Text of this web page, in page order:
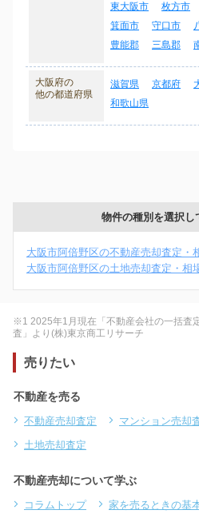
東大阪市
枚方市
箕面市
守口市
豊能郡
三島郡
大阪府の
他の都道府県
滋賀県 京都府
和歌山県
物件の種別を選択し
大阪市阿倍野区の不動産売却査定・
大阪市阿倍野区の土地売却査定・相
※1 2025年1月現在「不動産会社の一括査
査」より(株)東京商工リサーチ
売りたい
不動産を売る
不動産売却査定 マンション売却
土地売却査定
不動産売却について学ぶ
コラムトップ 家を売るときの基